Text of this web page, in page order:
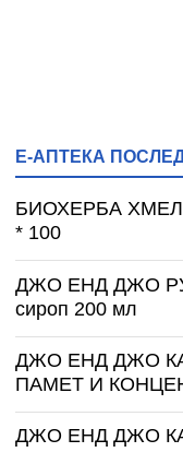
Е-АПТЕКА
БИОХЕРБА ХМЕЛ
* 100
ДЖО ЕНД ДЖО
сироп 200 мл
ДЖО ЕНД ДЖО
ПАМЕТ И
ДЖО ЕНД ДЖО